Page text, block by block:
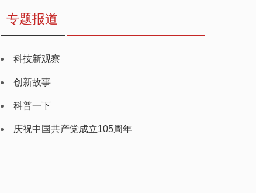
专题报道
科技新观察
创新故事
科普一下
庆祝中国共产党成立105周年